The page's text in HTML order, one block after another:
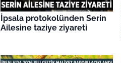
İpsala protokolünden Serin
Ailesine taziye ziyareti